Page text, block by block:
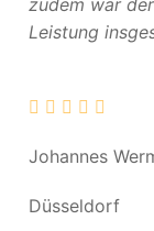
zudem war
Leistung
Johannes
Düsseldorf